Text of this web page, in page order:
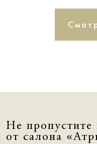
Не пропустите
от салона